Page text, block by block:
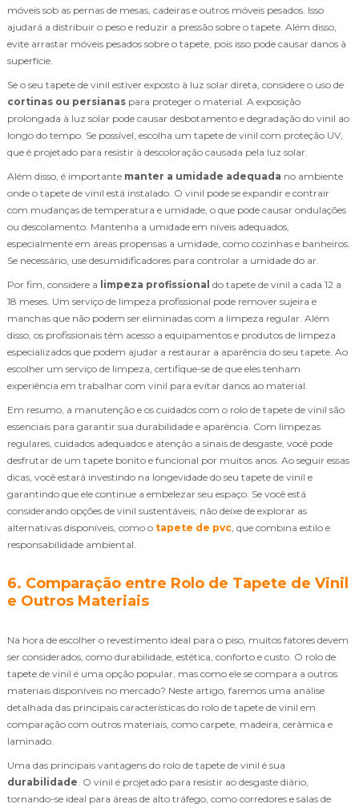
móveis sob as pernas de mesas, cadeiras e outros móveis pesados. Isso
ajudará a distribuir o peso e reduzir a pressão sobre o tapete. Além disso,
evite arrastar móveis pesados sobre o tapete, pois isso pode causar danos à
superfície.
Se o seu tapete de vinil estiver exposto à luz solar direta, considere o uso de
cortinas ou persianas para proteger o material. A exposição
prolongada à luz solar pode causar desbotamento e degradação do vinil ao
longo do tempo. Se possível, escolha um tapete de vinil com proteção UV,
que é projetado para resistir à descoloração causada pela luz solar.
Além disso, é importante manter a umidade adequada no ambiente
onde o tapete de vinil está instalado. O vinil pode se expandir e contrair
com mudanças de temperatura e umidade, o que pode causar ondulações
ou descolamento. Mantenha a umidade em níveis adequados,
especialmente em áreas propensas a umidade, como cozinhas e banheiros.
Se necessário, use desumidificadores para controlar a umidade do ar.
Por fim, considere a limpeza profissional do tapete de vinil a cada 12 a
18 meses. Um serviço de limpeza profissional pode remover sujeira e
manchas que não podem ser eliminadas com a limpeza regular. Além
disso, os profissionais têm acesso a equipamentos e produtos de limpeza
especializados que podem ajudar a restaurar a aparência do seu tapete. Ao
escolher um serviço de limpeza, certifique-se de que eles tenham
experiência em trabalhar com vinil para evitar danos ao material.
Em resumo, a manutenção e os cuidados com o rolo de tapete de vinil são
essenciais para garantir sua durabilidade e aparência. Com limpezas
regulares, cuidados adequados e atenção a sinais de desgaste, você pode
desfrutar de um tapete bonito e funcional por muitos anos. Ao seguir essas
dicas, você estará investindo na longevidade do seu tapete de vinil e
garantindo que ele continue a embelezar seu espaço. Se você está
considerando opções de vinil sustentáveis, não deixe de explorar as
alternativas disponíveis, como o tapete de pvc , que combina estilo e
responsabilidade ambiental.
6. Comparação entre Rolo de Tapete de Vinil
e Outros Materiais
Na hora de escolher o revestimento ideal para o piso, muitos fatores devem
ser considerados, como durabilidade, estética, conforto e custo. O rolo de
tapete de vinil é uma opção popular, mas como ele se compara a outros
materiais disponíveis no mercado? Neste artigo, faremos uma análise
detalhada das principais características do rolo de tapete de vinil em
comparação com outros materiais, como carpete, madeira, cerâmica e
laminado.
Uma das principais vantagens do rolo de tapete de vinil é sua
durabilidade . O vinil é projetado para resistir ao desgaste diário,
tornando-se ideal para áreas de alto tráfego, como corredores e salas de